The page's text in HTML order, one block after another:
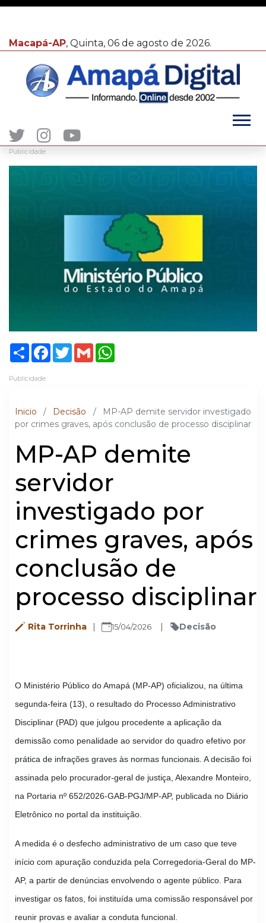
Macapá-AP, Quinta, 06 de agosto de 2026.
Publicidade
ShareFacebook
TwitterGmail
Publicidade
Inicio / Decisão /
MP-AP demite servidor investigado
por crimes graves, após conclusão de processo disciplinar
MP-AP demite
servidor
investigado por
crimes graves, após
conclusão de
processo disciplinar
Rita Torrinha 15/04/2026 Decisão
O Ministério Público do Amapá (MP-AP) oficializou, na última
segunda-feira (13), o resultado do Processo Administrativo
Disciplinar (PAD) que julgou procedente a aplicação da
demissão como penalidade ao servidor do quadro efetivo por
prática de infrações graves às normas funcionais. A decisão foi
assinada pelo procurador-geral de justiça, Alexandre Monteiro,
na Portaria nº 652/2026-GAB-PGJ/MP-AP, publicada no Diário
Eletrônico no portal da instituição.
A medida é o desfecho administrativo de um caso que teve
início com apuração conduzida pela Corregedoria-Geral do MP-
AP, a partir de denúncias envolvendo o agente público. Para
investigar os fatos, foi instituída uma comissão responsável por
reunir provas e avaliar a conduta funcional.